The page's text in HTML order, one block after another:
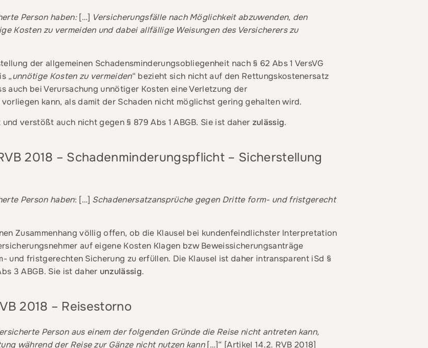
Person haben:[…] Versicherungsfälle nach Möglichkeit abzuwenden, den
Kosten zu vermeiden und dabei allfällige Weisungen des Versicherers zu
der allgemeinen Schadensminderungsobliegenheit nach § 62 Abs 1 VersVG
„unnötige Kosten zu vermeiden“ bezieht sich nicht auf den Rettungskostenersatz
auch bei Verursachung unnötiger Kosten eine Verletzung der
kann, als damit der Schaden nicht möglichst gering gehalten wird.
verstößt auch nicht gegen § 879 Abs 1 ABGB. Sie ist daher zulässig.
2018 – Schadenminderungspflicht – Sicherstellung
Person haben: […] Schadenersatzansprüche gegen Dritte form- und fristgerecht
Zusammenhang völlig offen, ob die Klausel bei kundenfeindlichster Interpretation
auf eigene Kosten Klagen bzw Beweissicherungsanträge
und fristgerechten Sicherung zu erfüllen. Die Klausel ist daher intransparent iSd §
3 ABGB. Sie ist daher unzulässig.
2018 – Reisestorno
Person aus einem der folgenden Gründe die Reise nicht antreten kann,
während der Reise zur Gänze nicht nutzen kann[…]“ [Artikel 14.2. RVB 2018]